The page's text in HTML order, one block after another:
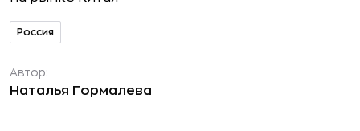
Россия
Автор:
Наталья Гормалева